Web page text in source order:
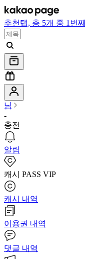
추천 탭, 총 5개 중 1번째
님
-
충전
알림
캐시 PASS VIP
캐시 내역
이용권 내역
댓글 내역